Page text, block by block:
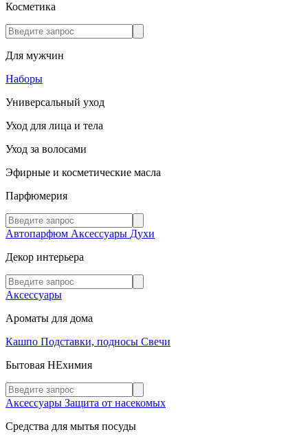
Косметика
Для мужчин
Наборы
Универсальный уход
Уход для лица и тела
Уход за волосами
Эфирные и косметические масла
Парфюмерия
Автопарфюм Аксессуары Духи
Декор интерьера
Аксессуары
Ароматы для дома
Кашпо Подставки, подносы Свечи
Бытовая НЕхимия
Аксессуары Защита от насекомых
Средства для мытья посуды